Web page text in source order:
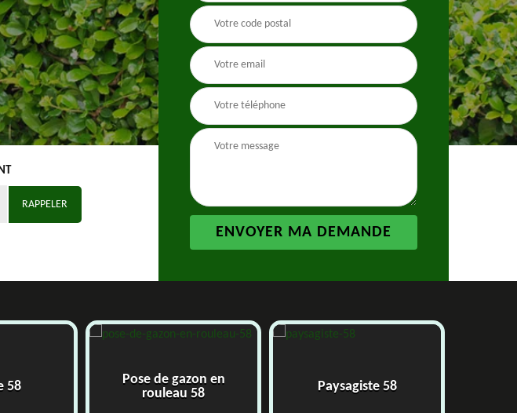
58
Pose de gazon en
rouleau 58
Paysagiste 58